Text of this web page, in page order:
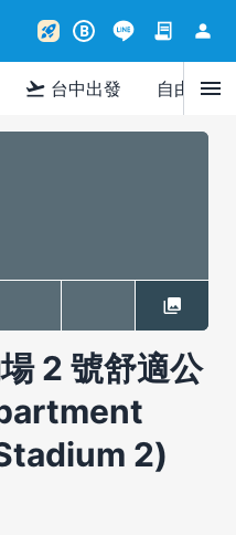
rocket_launch B contract person
flight_takeoff 台中出發 自由行menu
2 號舒適公
2)